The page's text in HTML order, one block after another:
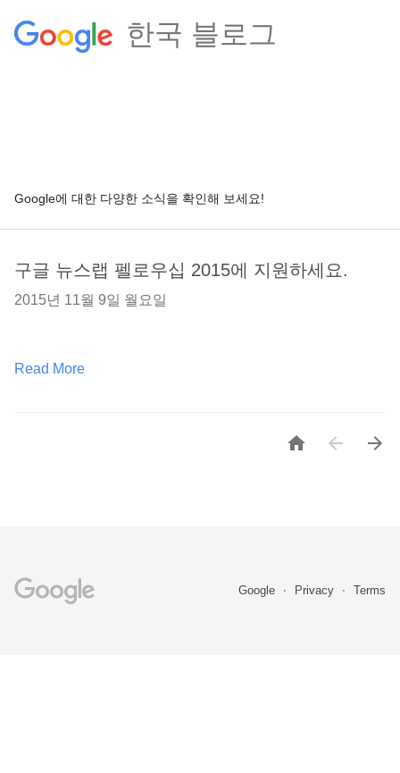
한국 블로그
Google에 대한 다양한 소식을 확인해 보세요!
구글 뉴스랩 펠로우십 2015에 지원하세요.
2015년 11월 9일 월요일
Read More
  
Google Privacy Terms